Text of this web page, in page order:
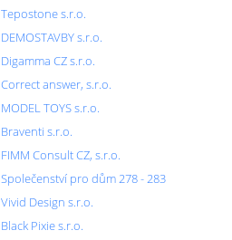
Tepostone s.r.o.
DEMOSTAVBY s.r.o.
Digamma CZ s.r.o.
Correct answer, s.r.o.
MODEL TOYS s.r.o.
Braventi s.r.o.
FIMM Consult CZ, s.r.o.
Společenství pro dům 278 - 283
Vivid Design s.r.o.
Black Pixie s.r.o.